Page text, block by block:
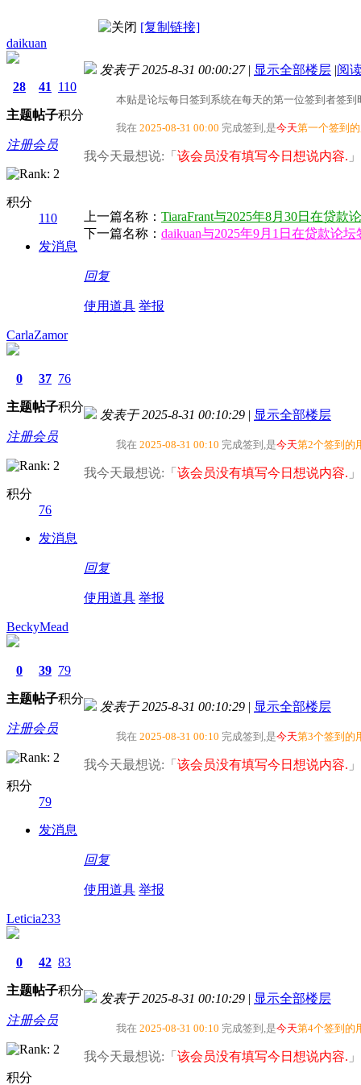
[复制链接]
daikuan
28
主题
41
帖子
110
积分
注册会员
积分
110
发消息
发表于 2025-8-31 00:00:27 | 显示全部楼层 |阅
本贴是论坛每日签到系统在每天的第一位签到者签
我在 2025-08-31 00:00 完成签到,是今天第一个签到
我今天最想说:「 该会员没有填写今日想说内容.
上一篇名称： TiaraFrant与2025年8月30日在贷款
下一篇名称： daikuan与2025年9月1日在贷款论
回复
使用道具 举报
CarlaZamor
0
主题
37
帖子
76
积分
注册会员
积分
76
发消息
发表于 2025-8-31 00:10:29 | 显示全部楼层
我在 2025-08-31 00:10 完成签到,是今天第2个签到的
我今天最想说:「 该会员没有填写今日想说内容.
回复
使用道具 举报
BeckyMead
0
主题
39
帖子
79
积分
注册会员
积分
79
发消息
发表于 2025-8-31 00:10:29 | 显示全部楼层
我在 2025-08-31 00:10 完成签到,是今天第3个签到的
我今天最想说:「 该会员没有填写今日想说内容.
回复
使用道具 举报
Leticia233
0
主题
42
帖子
83
积分
注册会员
积分
发表于 2025-8-31 00:10:29 | 显示全部楼层
我在 2025-08-31 00:10 完成签到,是今天第4个签到的
我今天最想说:「 该会员没有填写今日想说内容.